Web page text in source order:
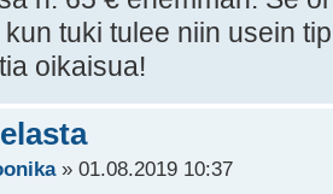
tuki tulee niin usein
oikaisua!
» 01.08.2019 10:37